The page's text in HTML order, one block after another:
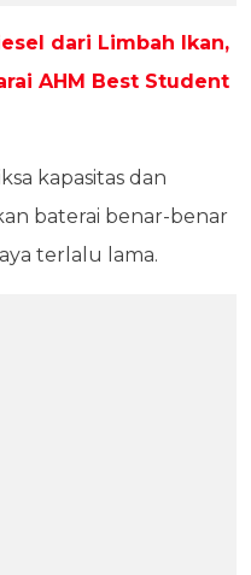
dari Limbah Ikan,
AHM Best Student
kapasitas dan
baterai benar-benar
terlalu lama.